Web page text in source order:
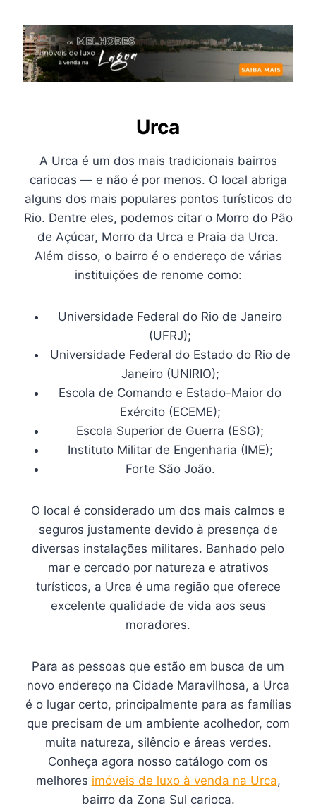
Urca
A Urca é um dos mais tradicionais bairros
cariocas —e não é por menos. O local abriga
alguns dos mais populares pontos turísticos do
Rio. Dentre eles, podemos citar o Morro do Pão
de Açúcar, Morro da Urca e Praia da Urca.
Além disso, o bairro é o endereço de várias
instituições de renome como:
Universidade Federal do Rio de Janeiro
(UFRJ);
Universidade Federal do Estado do Rio de
Janeiro (UNIRIO);
Escola de Comando e Estado-Maior do
Exército (ECEME);
Escola Superior de Guerra (ESG);
Instituto Militar de Engenharia (IME);
Forte São João.
O local é considerado um dos mais calmos e
seguros justamente devido à presença de
diversas instalações militares. Banhado pelo
mar e cercado por natureza e atrativos
turísticos, a Urca é uma região que oferece
excelente qualidade de vida aos seus
moradores.
Para as pessoas que estão em busca de um
novo endereço na Cidade Maravilhosa, a Urca
é o lugar certo, principalmente para as famílias
que precisam de um ambiente acolhedor, com
muita natureza, silêncio e áreas verdes.
Conheça agora nosso catálogo com os
melhores imóveis de luxo à venda na Urca,
bairro da Zona Sul carioca.